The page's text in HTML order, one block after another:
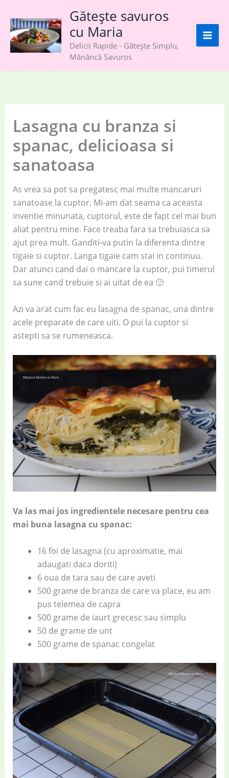
content
Gătește savuros
cu Maria
Delicii Rapide - Gătește Simplu,
Mănâncă Savuros
Lasagna cu branza si
spanac, delicioasa si
sanatoasa
As vrea sa pot sa pregatesc mai multe mancaruri
sanatoase la cuptor. Mi-am dat seama ca aceasta
inventie minunata, cuptorul, este de fapt cel mai bun
aliat pentru mine. Face treaba fara sa trebuiasca sa
ajut prea mult. Ganditi-va putin la diferenta dintre
tigaie si cuptor. Langa tigaie cam stai in continuu.
Dar atunci cand dai o mancare la cuptor, pui timerul
sa sune cand trebuie si ai uitat de ea 🙂
Azi va arat cum fac eu lasagna de spanac, una dintre
acele preparate de care uiti. O pui la cuptor si
astepti sa se rumeneasca.
Va las mai jos ingredientele necesare pentru cea
mai buna lasagna cu spanac:
16 foi de lasagna (cu aproximatie, mai
adaugati daca doriti)
6 oua de tara sau de care aveti
500 grame de branza de care va place, eu am
pus telemea de capra
500 grame de iaurt grecesc sau simplu
50 de grame de unt
500 grame de spanac congelat